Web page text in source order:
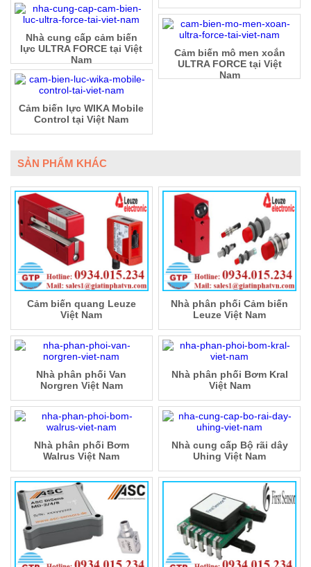
Nhà cung cấp cảm biến
lực ULTRA FORCE tại Việt
Nam
Cảm biến mô men xoắn
ULTRA FORCE tại Việt
Nam
Cảm biến lực WIKA Mobile
Control tại Việt Nam
SẢN PHẨM KHÁC
Cảm biến quang Leuze
Việt Nam
Nhà phân phối Cảm biến
Leuze Việt Nam
Nhà phân phối Van
Norgren Việt Nam
Nhà phân phối Bơm Kral
Việt Nam
Nhà phân phối Bơm
Walrus Việt Nam
Nhà cung cấp Bộ rãi dây
Uhing Việt Nam